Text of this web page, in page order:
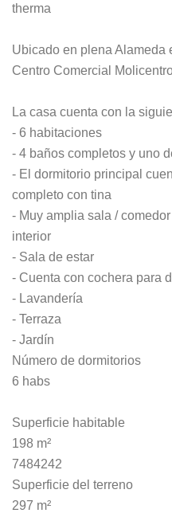
therma
Ubicado en plena Alameda
Centro Comercial
La casa cuenta con la
- 6 habitaciones
- 4 baños completos y uno
- El dormitorio principal
completo con tina
- Muy amplia sala /
interior
- Sala de estar
- Cuenta con cochera para
- Lavandería
- Terraza
- Jardín
Número de dormitorios
6 habs
Superficie habitable
198 m²
7484242
Superficie del terreno
297 m²